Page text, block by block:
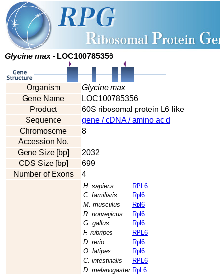
Glycine max- LOC100785356
Organism
Glycine max
Gene Name
LOC100785356
Product
60S ribosomal protein L6-like
Sequence
gene / cDNA / amino acid
Chromosome
8
Accession No.
Gene Size [bp]
2032
CDS Size [bp]
699
Number of Exons
4
H. sapiens
RPL6
C. familiaris
Rpl6
M. musculus
Rpl6
R. norvegicus
Rpl6
G. gallus
Rpl6
F. rubripes
RPL6
D. rerio
Rpl6
O. latipes
Rpl6
C. intestinalis
RPL6
D. melanogaster RpL6